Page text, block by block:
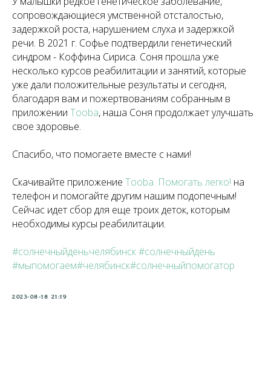
сопровождающиеся умственной отсталостью,
задержкой роста, нарушением слуха и задержкой
речи. В 2021 г. Софье подтвердили генетический
синдром - Коффина Сириса. Соня прошла уже
несколько курсов реабилитации и занятий, которые
уже дали положительные результаты и сегодня,
благодаря вам и пожертвованиям собранным в
приложении Tooba, наша Соня продолжает улучшать
свое здоровье.
Спасибо, что помогаете вместе с нами!
Скачивайте приложение Tooba. Помогать легко! на
телефон и помогайте другим нашим подопечным!
Сейчас идет сбор для еще троих деток, которым
необходимы курсы реабилитации.
#солнечныйденьчелябинск#солнечныйдень
#мыпомогаем#челябинск#солнечныйпомогатор
2023-08-18 21:19